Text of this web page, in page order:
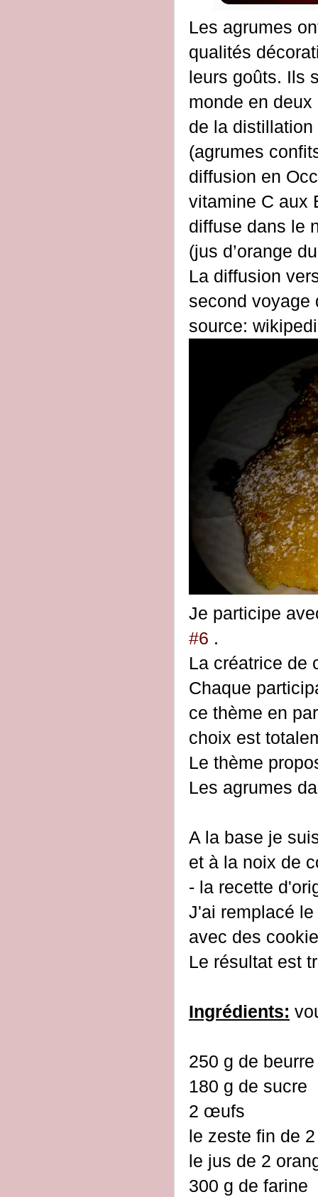
Les agrumes
qualités
leurs goûts. Ils
monde en
de la
(agrumes
diffusion en
vitamine C aux
diffuse dans le
(jus d’orange
La diffusion
second voyage
source:
Je participe
#6 .
La créatrice de
Chaque
ce thème en
choix est
Le thème
Les agrumes
A la base je
et à la noix de
- la recette
J'ai remplacé
avec des
Le résultat est
Ingrédients:
250 g de
180 g de sucre
2 œufs
le zeste fin de
le jus de 2
300 g de farine